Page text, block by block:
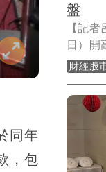
同年
，包
盤
【記
日）開
聯台灣
歷經快
然短
策不
強勁
財經股